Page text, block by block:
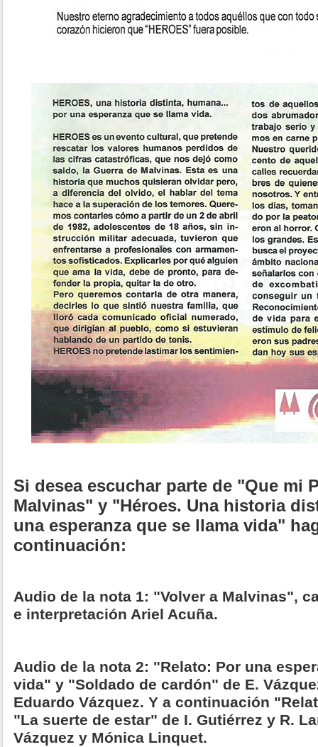
Si desea escuchar parte de "Que mi
Malvinas" y "Héroes. Una historia
una esperanza que se llama vida"
continuación:
Audio de la nota 1: "Volver a Malvinas",
e interpretación Ariel Acuña.
Audio de la nota 2: "Relato: Por una
vida" y "Soldado de cardón" de E.
Eduardo Vázquez. Y a continuación
"La suerte de estar" de I. Gutiérrez y R.
Vázquez y Mónica Linquet.